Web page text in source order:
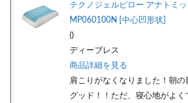
テクノジェルピロー アナトミッ
MP060100N [中心凹形状]
()
ディーブレス
商品詳細を見る
肩こりがなくなりました！朝の
グッド！！ただ、寝心地がよく